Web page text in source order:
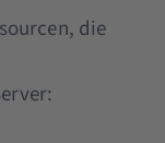
die